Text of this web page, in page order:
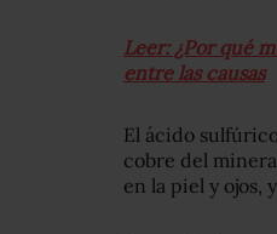
Leer: ¿Por qué
entre las causas
El ácido
cobre del
en la piel y ojos,